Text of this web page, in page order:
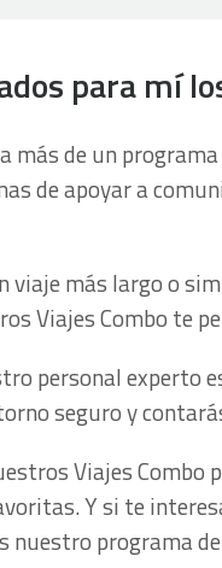
para mí
más de un
de apoyar a
viaje más largo o
Viajes Combo te
personal experto
seguro y
Viajes Combo
Y si te
nuestro programa